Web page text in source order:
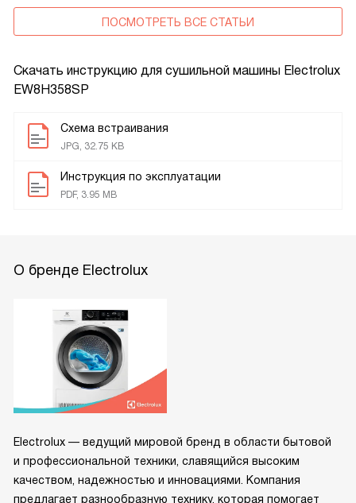
Скачать инструкцию для сушильной машины Electrolux
EW8H358SP
Схема встраивания
JPG, 32.75 KB
Инструкция по эксплуатации
PDF, 3.95 MB
ПОСМОТРЕТЬ ВСЕ СТАТЬИ
О бренде Electrolux
Electrolux — ведущий мировой бренд в области бытовой
и профессиональной техники, славящийся высоким
качеством, надежностью и инновациями. Компания
предлагает разнообразную технику, которая помогает